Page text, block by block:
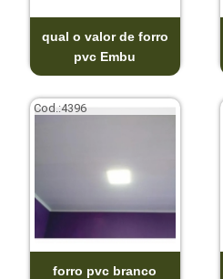
qual o valor de forro
pvc Embu
Cod.:4396
forro pvc branco